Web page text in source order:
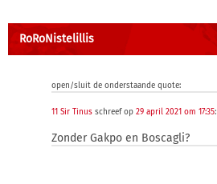
RoRoNistelillis
open/sluit de onderstaande quote:
11 Sir Tinus schreef op 29 april 2021 om 17:35:
Zonder Gakpo en Boscagli?